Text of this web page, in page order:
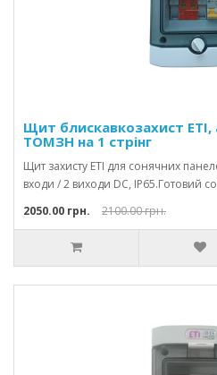
Щит блискавкозахист ETI,
ТОМЗН на 1 стрінг
Щит захисту ETI для сонячних
входи / 2 виходи DC, IP65.Готовий
2050.00 грн. 2100.00 грн.